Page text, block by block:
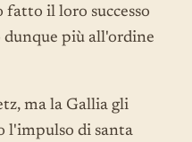
fatto il loro successo
più all'ordine
ma la Gallia gli
l'impulso di santa